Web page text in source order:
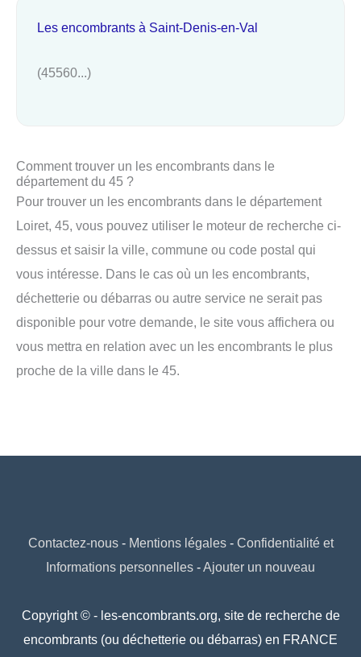
Les encombrants à Saint-Denis-en-Val
(45560...)
Comment trouver un les encombrants dans le
département du 45 ?
Pour trouver un les encombrants dans le département
Loiret, 45, vous pouvez utiliser le moteur de recherche ci-
dessus et saisir la ville, commune ou code postal qui
vous intéresse. Dans le cas où un les encombrants,
déchetterie ou débarras ou autre service ne serait pas
disponible pour votre demande, le site vous affichera ou
vous mettra en relation avec un les encombrants le plus
proche de la ville dans le 45.
Contactez-nous- Mentions légales- Confidentialité et
Informations personnelles -Ajouter un nouveau
Copyright © - les-encombrants.org, site de recherche de
encombrants (ou déchetterie ou débarras) en FRANCE